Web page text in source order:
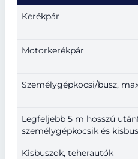
Kerékpár
Motorkerékpár
Személygépkocsi/busz,
Legfeljebb 5 m hosszú
személygépkocsik és
Kisbuszok, teherautók